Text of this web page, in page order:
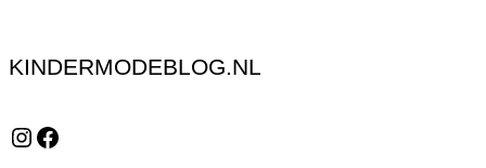
KINDERMODEBLOG.NL
Instagram Facebook